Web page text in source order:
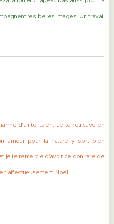
tes belles images. Un travail
d'un tel talent. Je te retrouve en
amour pour la nature y sont bien
je te remercie d'avoir ce don rare de
affectueusement. Noël...